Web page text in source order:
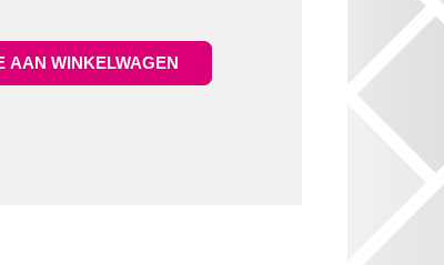
AAN WINKELWAGEN